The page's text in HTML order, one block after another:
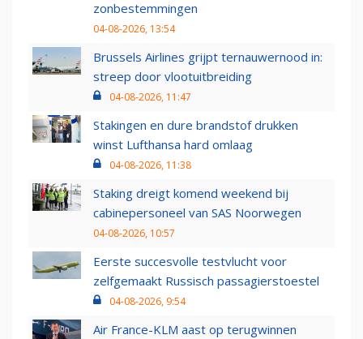
zonbestemmingen
04-08-2026, 13:54
Brussels Airlines grijpt ternauwernood in:
streep door vlootuitbreiding
04-08-2026, 11:47
Stakingen en dure brandstof drukken
winst Lufthansa hard omlaag
04-08-2026, 11:38
Staking dreigt komend weekend bij
cabinepersoneel van SAS Noorwegen
04-08-2026, 10:57
Eerste succesvolle testvlucht voor
zelfgemaakt Russisch passagierstoestel
04-08-2026, 9:54
Air France-KLM aast op terugwinnen